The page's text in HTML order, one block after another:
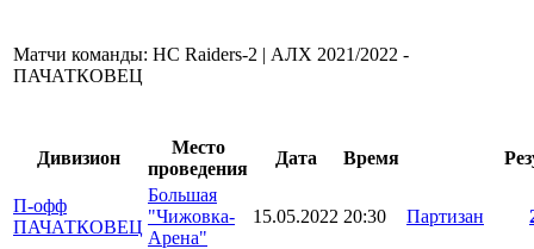
Матчи команды: HC Raiders-2 | АЛХ 2021/2022 -
ПАЧАТКОВЕЦ
Дивизион
Место
проведения
Дата Время
П-офф
ПАЧАТКОВЕЦ
Большая
"Чижовка-
Арена"
15.05.2022 20:30 Партизан